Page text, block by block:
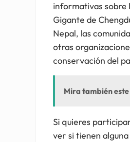
informativas sobre
Gigante de
Nepal, las
otras
conservación del
Mira también
Si quieres
ver si tienen